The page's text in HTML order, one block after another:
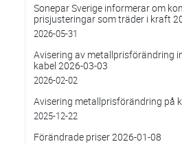
Sonepar Sverige informerar om
prisjusteringar som träder i kraft
2026-05-31
Avisering av metallprisförändring
kabel 2026-03-03
2026-02-02
Avisering metallprisförändring på
2025-12-22
Förändrade priser 2026-01-08